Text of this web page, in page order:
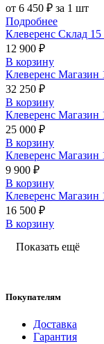
от 6 450 ₽ за 1 шт
Подробнее
Клеверенс Склад
12 900 ₽
В корзину
Клеверенс Магазин
32 250 ₽
В корзину
Клеверенс
25 000 ₽
В корзину
Клеверенс
9 900 ₽
В корзину
Клеверенс Магазин
16 500 ₽
В корзину
Показать ещё
Покупателям
Доставка
Гарантия